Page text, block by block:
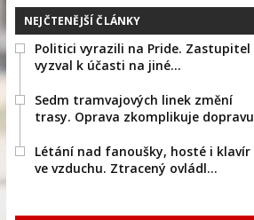
NEJČTENĚJŠÍ ČLÁNKY
Politici vyrazili na Pride. Zastupitel
vyzval k účasti na jiné…
Sedm tramvajových linek změní
trasy. Oprava zkomplikuje dopravu
Létání nad fanoušky, hosté i klavír
ve vzduchu. Ztracený ovládl…